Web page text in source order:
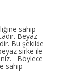
sahip
Beyaz
Bu şekilde
sirke ile
Böylece
sahip